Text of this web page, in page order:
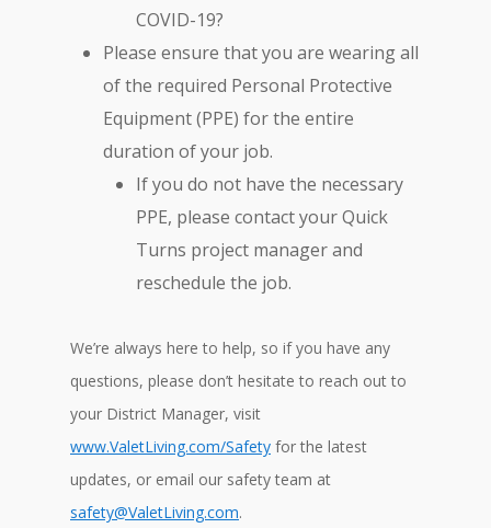
COVID-19?
Please ensure that you are wearing all
of the required Personal Protective
Equipment (PPE) for the entire
duration of your job.
If you do not have the necessary
PPE, please contact your Quick
Turns project manager and
reschedule the job.
We’re always here to help, so if you have any
questions, please don’t hesitate to reach out to
your District Manager, visit
www.ValetLiving.com/Safety for the latest
updates, or email our safety team at
safety@ValetLiving.com.